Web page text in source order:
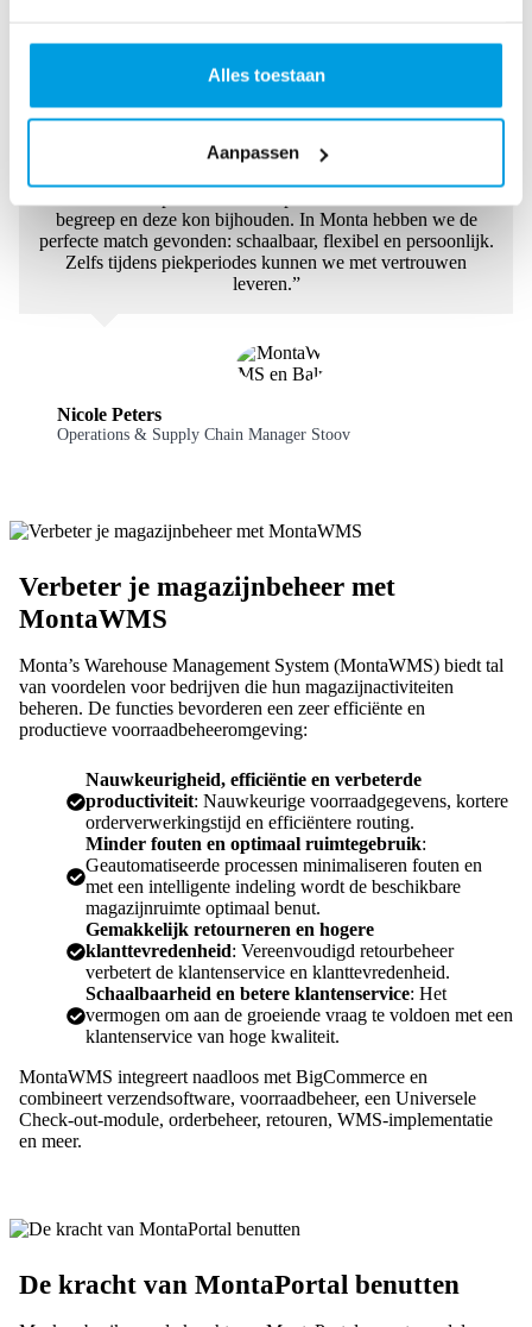
Alles toestaan
Aanpassen
Sander Groenendijk
begreep en deze kon bijhouden. In Monta hebben we de
perfecte match gevonden: schaalbaar, flexibel en persoonlijk.
Zelfs tijdens piekperiodes kunnen we met vertrouwen
leveren.”
Nicole Peters
Operations & Supply Chain Manager Stoov
Verbeter je magazijnbeheer met
MontaWMS
Monta’s Warehouse Management System (MontaWMS) biedt tal
van voordelen voor bedrijven die hun magazijnactiviteiten
beheren. De functies bevorderen een zeer efficiënte en
productieve voorraadbeheeromgeving:
Nauwkeurigheid, efficiëntie en verbeterde
productiviteit: Nauwkeurige voorraadgegevens, kortere
orderverwerkingstijd en efficiëntere routing.
Minder fouten en optimaal ruimtegebruik:
Geautomatiseerde processen minimaliseren fouten en
met een intelligente indeling wordt de beschikbare
magazijnruimte optimaal benut.
Gemakkelijk retourneren en hogere
klanttevredenheid: Vereenvoudigd retourbeheer
verbetert de klantenservice en klanttevredenheid.
Schaalbaarheid en betere klantenservice: Het
vermogen om aan de groeiende vraag te voldoen met een
klantenservice van hoge kwaliteit.
MontaWMS integreert naadloos met BigCommerce en
combineert verzendsoftware, voorraadbeheer, een Universele
Check-out-module, orderbeheer, retouren, WMS-implementatie
en meer.
De kracht van MontaPortal benutten